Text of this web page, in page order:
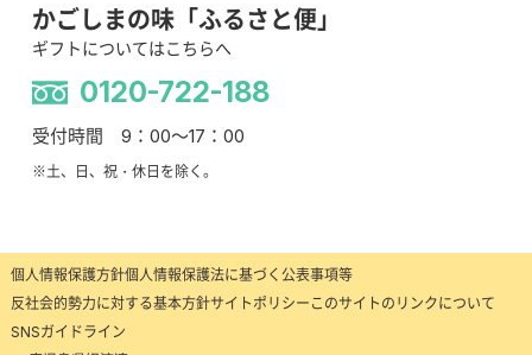
かごしまの味「ふるさと便」
ギフトについてはこちらへ
0120-722-188
受付時間 9：00～17：00
※土、日、祝・休日を除く。
個人情報保護方針個人情報保護法に基づく公表事項等
反社会的勢力に対する基本方針サイトポリシー このサイトのリンクについて
SNSガイドライン